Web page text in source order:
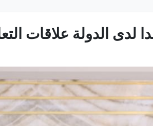
الدولة علاقات